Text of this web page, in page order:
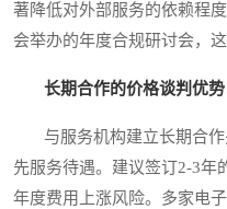
著降低对外部服务的依赖程
会举办的年度合规研讨会，
长期合作的价格谈判优势
与服务机构建立长期合作
先服务待遇。建议签订2-3年
年度费用上涨风险。多家电